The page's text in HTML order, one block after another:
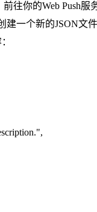
往你的Web Push
一个新的JSON文件